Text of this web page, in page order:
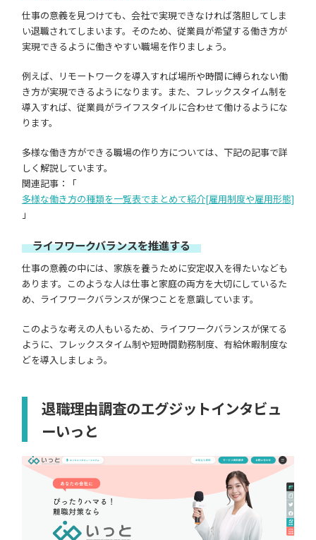
仕事の意義を見つけても、会社で実現できなければ落胆してしま
い退職されてしまいます。そのため、従業員が希望する働き方が
実現できるように働きやすい職場を作りましょう。
例えば、リモートワークを導入すれば場所や時間に縛られない働
き方が実現できるようになります。また、フレックスタイム制を
導入すれば、従業員がライフスタイルに合わせて働けるようにな
ります。
多様な働き方ができる職場の作り方については、下記の記事で詳
しく解説しています。
関連記事：「
多様な働き方の種類を一覧表でまとめて紹介[雇用制度や雇用形態]
」
ライフワークバランスを推進する
仕事の意義の中には、家族を養うために安定収入を得たいなども
あります。このような人は仕事と家庭の両方を大切にしているた
め、ライフワークバランスが保つことを意識しています。
このような考えの人もいるため、ライフワークバランスが保てる
ように、フレックスタイム制や短時間勤務制度、有給休暇制度な
どを導入しましょう。
退職理由調査のエグジットインタビュ
ーいっと